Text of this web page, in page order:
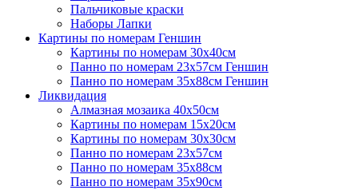
Пальчиковые краски
Наборы Лапки
Картины по номерам Геншин
Картины по номерам 30х40см
Панно по номерам 23х57см Геншин
Панно по номерам 35х88см Геншин
Ликвидация
Алмазная мозаика 40х50см
Картины по номерам 15х20см
Картины по номерам 30х30см
Панно по номерам 23х57см
Панно по номерам 35х88см
Панно по номерам 35х90см